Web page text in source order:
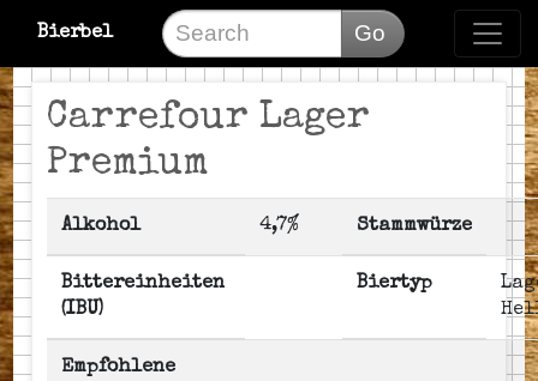
Bierbel Go
Carrefour Lager
Premium
Alkohol 4,7% Stammwürze
Bittereinheiten
(IBU)
Biertyp
Empfohlene